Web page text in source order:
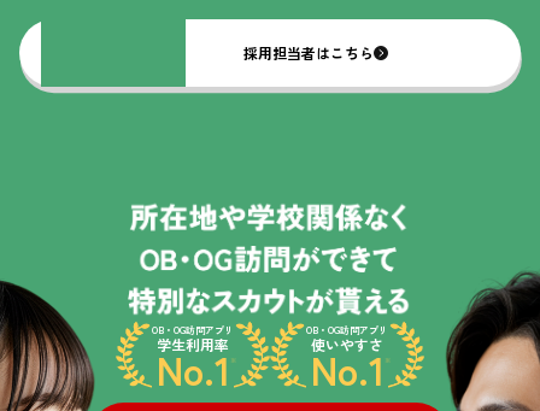
採用担当者はこちら
OB・OG訪問アプリ
学生利用率
No.1 ※
OB・OG訪問アプリ
使いやすさ
No.1 ※